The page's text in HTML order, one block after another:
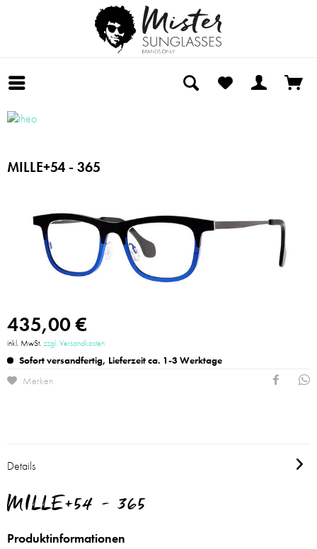
MILLE+54 - 365
435,00 €
inkl. MwSt.zzgl. Versandkosten
Sofort versandfertig, Lieferzeit ca. 1-3 Werktage
Merken
Details
MILLE+54 - 365
Produktinformationen